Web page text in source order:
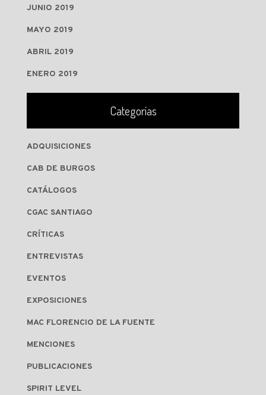
JUNIO 2019
MAYO 2019
ABRIL 2019
ENERO 2019
Categorías
ADQUISICIONES
CAB DE BURGOS
CATÁLOGOS
CGAC SANTIAGO
CRÍTICAS
ENTREVISTAS
EVENTOS
EXPOSICIONES
MAC FLORENCIO DE LA FUENTE
MENCIONES
PUBLICACIONES
SPIRIT LEVEL